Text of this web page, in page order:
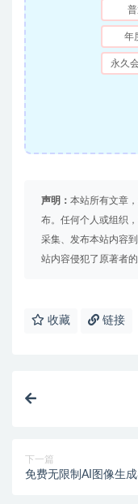
普
年
永久
声明： 本站所有文章
布。任何个人或组织
采集、发布本站内容
站内容侵犯了原著者
收藏 链接
下一篇
免费无限制AI图像生